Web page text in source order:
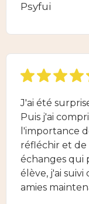
Psyfui
J'ai été
Puis j'ai
l'importance
réfléchir et de
échanges qui
élève, j'ai suivi
amies